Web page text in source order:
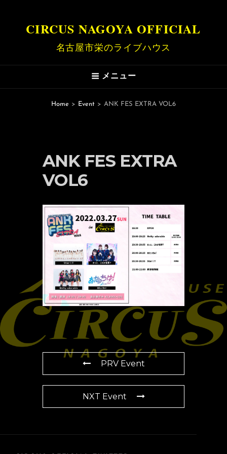
CIRCUS NAGOYA OFFICIAL
名古屋市栄のライブハウス
メニュー
Home > Event > ANK FES EXTRA VOL6
ANK FES EXTRA
VOL6
PRV Event
NXT Event